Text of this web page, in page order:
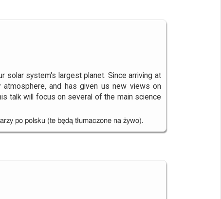
solar system's largest planet. Since arriving at
and has given us new views on
talk will focus on several of the main science
po polsku (te będą tłumaczone na żywo).